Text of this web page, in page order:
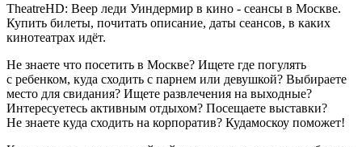
TheatreHD: Веер леди Уиндермир в кино - сеансы в Москве.
Купить билеты, почитать описание, даты сеансов, в каких
кинотеатрах идёт.
Не знаете что посетить в Москве? Ищете где погулять
с ребенком, куда сходить с парнем или девушкой? Выбираете
место для свидания? Ищете развлечения на выходные?
Интересуетесь активным отдыхом? Посещаете выставки?
Не знаете куда сходить на корпоратив? Кудамоскоу поможет!